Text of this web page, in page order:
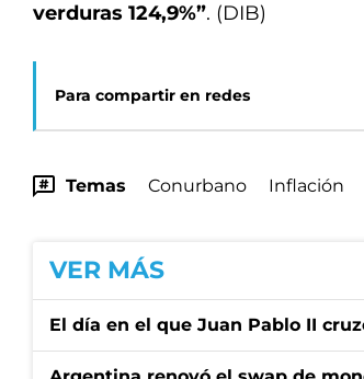
verduras 124,9%”. (DIB)
Para compartir en redes
Temas Conurbano Inflación
VER MÁS
El día en el que Juan Pablo II